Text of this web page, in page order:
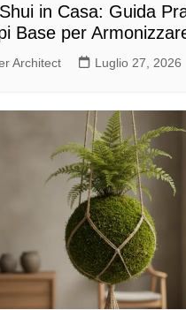
in Casa: Guida
Base per
Architect Luglio 27, 2026